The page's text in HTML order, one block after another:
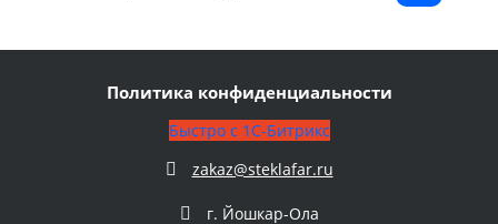
Политика конфиденциальности
Быстро с 1С-Битрикс
zakaz@steklafar.ru
г. Йошкар-Ола